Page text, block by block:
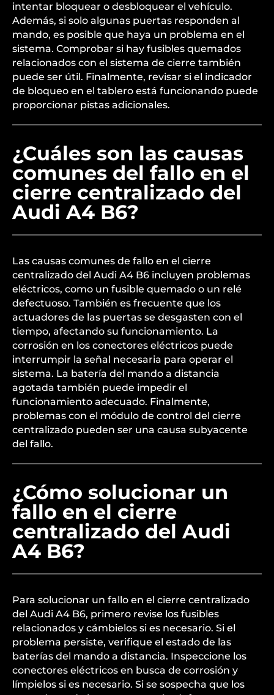
intentar bloquear o desbloquear el vehículo.
Además, si solo algunas puertas responden al
mando, es posible que haya un problema en el
sistema. Comprobar si hay fusibles quemados
relacionados con el sistema de cierre también
puede ser útil. Finalmente, revisar si el indicador
de bloqueo en el tablero está funcionando puede
proporcionar pistas adicionales.
¿Cuáles son las causas
comunes del fallo en el
cierre centralizado del
Audi A4 B6?
Las causas comunes de fallo en el cierre
centralizado del Audi A4 B6 incluyen problemas
eléctricos, como un fusible quemado o un relé
defectuoso. También es frecuente que los
actuadores de las puertas se desgasten con el
tiempo, afectando su funcionamiento. La
corrosión en los conectores eléctricos puede
interrumpir la señal necesaria para operar el
sistema. La batería del mando a distancia
agotada también puede impedir el
funcionamiento adecuado. Finalmente,
problemas con el módulo de control del cierre
centralizado pueden ser una causa subyacente
del fallo.
¿Cómo solucionar un
fallo en el cierre
centralizado del Audi
A4 B6?
Para solucionar un fallo en el cierre centralizado
del Audi A4 B6, primero revise los fusibles
relacionados y cámbielos si es necesario. Si el
problema persiste, verifique el estado de las
baterías del mando a distancia. Inspeccione los
conectores eléctricos en busca de corrosión y
límpielos si es necesario. Si se sospecha que los